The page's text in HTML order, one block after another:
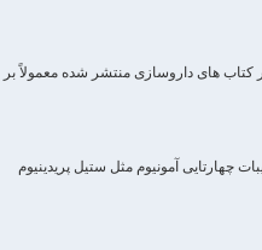
کتاب های داروسازی منتشر شده معمولاً بر
چهارتایی آمونیوم مثل ستیل پریدینیوم